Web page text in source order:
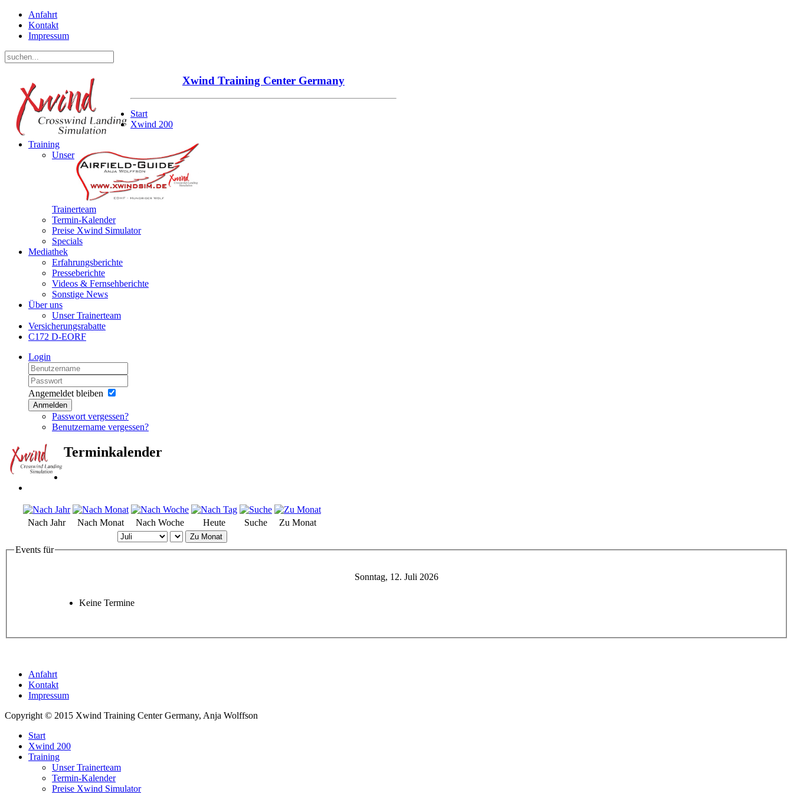
Anfahrt
Kontakt
Impressum
Xwind Training Center Germany
Start
Xwind 200
Training
Unser
Trainerteam
Termin-Kalender
Preise Xwind Simulator
Specials
Mediathek
Erfahrungsberichte
Presseberichte
Videos & Fernsehberichte
Sonstige News
Über uns
Unser Trainerteam
Versicherungsrabatte
C172 D-EORF
Login
Angemeldet bleiben
Anmelden
Passwort vergessen?
Benutzername vergessen?
Terminkalender
Nach Jahr Nach Monat Nach Woche Heute Suche Zu Monat
Zu Monat
Events für
Sonntag, 12. Juli 2026
Keine Termine
Anfahrt
Kontakt
Impressum
Copyright © 2015 Xwind Training Center Germany, Anja Wolffson
Start
Xwind 200
Training
Unser Trainerteam
Termin-Kalender
Preise Xwind Simulator